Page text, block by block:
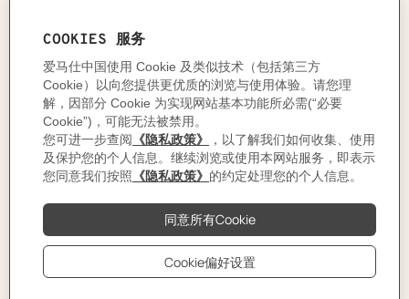
证。2022年，爱马仕工艺学院已获得
法国皮具行业联合会授权，可颁发皮革
裁剪与缝制工艺的职业资格证书
（CQP）。这项培训课程有助于卓越工
艺的恒久延续，让爱马仕得以密切跟进
其业务发展。
致力环保的长期承诺
尊重大自然，即卓越材料的来源及生产
基地的环境，是爱马仕坚守的价值观。